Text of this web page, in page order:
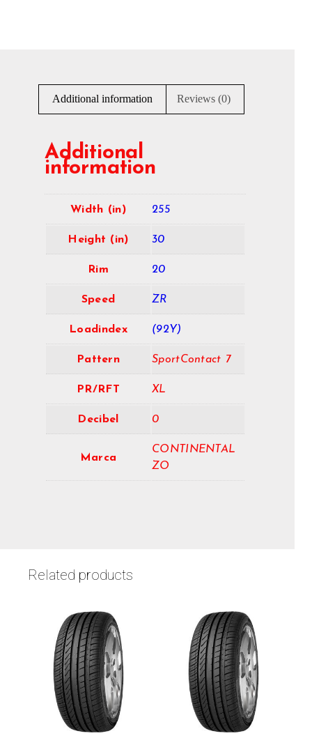
Additional information Reviews (0)
Additional
information
Width (in) 255
Height (in) 30
Rim 20
Speed ZR
Loadindex (92Y)
Pattern SportContact 7
PR/RFT XL
Decibel 0
Marca
CONTINENTAL
ZO
Related products